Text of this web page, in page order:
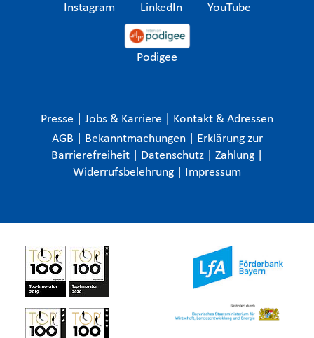
Instagram LinkedIn YouTube
Podigee
Presse Jobs & Karriere
Kontakt & Adressen
AGB
Bekanntmachungen
Erklärung zur
Barrierefreiheit
Datenschutz Zahlung
Widerrufsbelehrung
Impressum